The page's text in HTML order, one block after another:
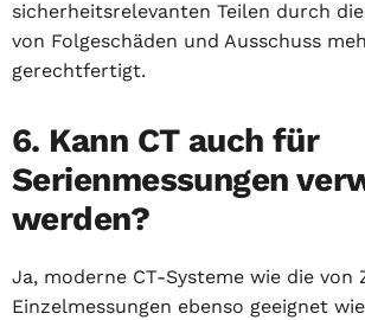
sicherheitsrelevanten Teilen durch
von Folgeschäden und Ausschuss
gerechtfertigt.
6. Kann CT auch für
Serienmessungen
werden?
Ja, moderne CT-Systeme wie die von
Einzelmessungen ebenso geeignet